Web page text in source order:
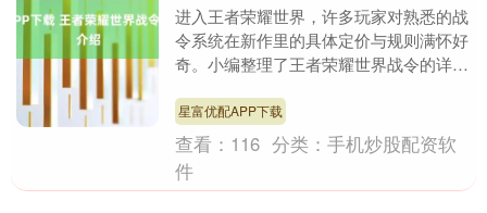
进入王者荣耀世界，许多玩家对熟悉的战
令系统在新作里的具体定价与规则满怀好
奇。小编整理了王者荣耀世界战令的详尽
节，下面一同来看看....
星富优配APP下载
查看： 116 分类：手机炒股配资软
件